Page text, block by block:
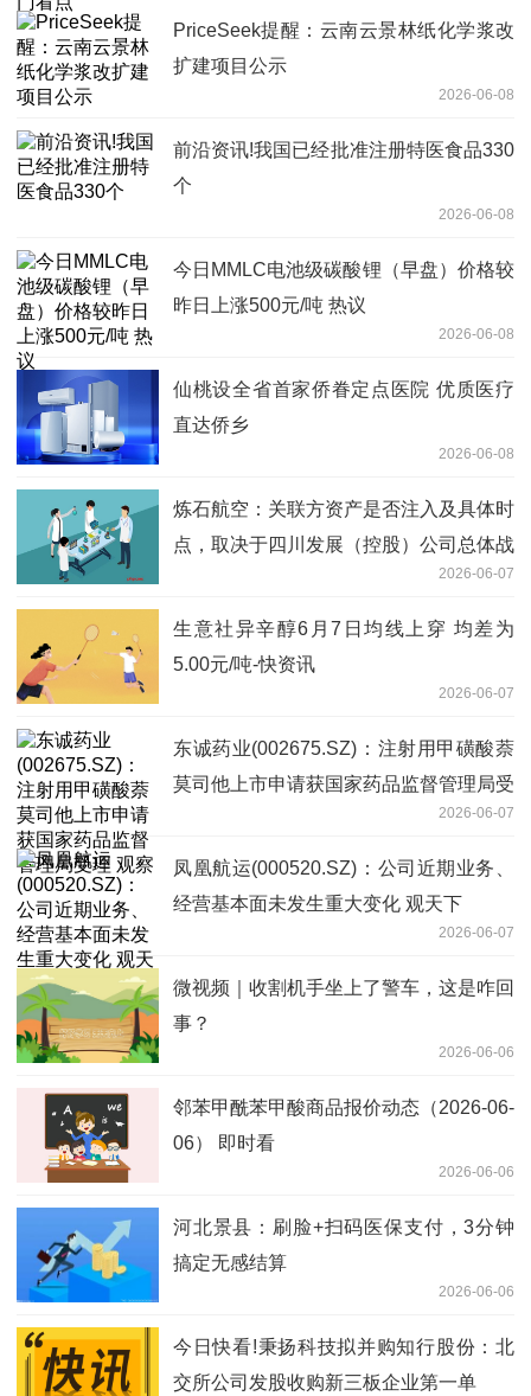
PriceSeek提醒：云南云景林纸化学浆改
扩建项目公示
2026-06-08
前沿资讯!我国已经批准注册特医食品330
个
2026-06-08
今日MMLC电池级碳酸锂（早盘）价格较
昨日上涨500元/吨 热议
2026-06-08
仙桃设全省首家侨眷定点医院 优质医疗
直达侨乡
2026-06-08
炼石航空：关联方资产是否注入及具体时
点，取决于四川发展（控股）公司总体战
2026-06-07
生意社异辛醇6月7日均线上穿 均差为
5.00元/吨-快资讯
2026-06-07
东诚药业(002675.SZ)：注射用甲磺酸萘
莫司他上市申请获国家药品监督管理局受
2026-06-07
凤凰航运(000520.SZ)：公司近期业务、
经营基本面未发生重大变化 观天下
2026-06-07
微视频｜收割机手坐上了警车，这是咋回
事？
2026-06-06
邻苯甲酰苯甲酸商品报价动态（2026-06-
06） 即时看
2026-06-06
河北景县：刷脸+扫码医保支付，3分钟
搞定无感结算
2026-06-06
今日快看!秉扬科技拟并购知行股份：北
交所公司发股收购新三板企业第一单